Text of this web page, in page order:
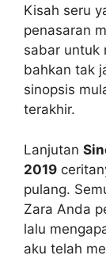
Kisah seru
penasaran
sabar untuk
bahkan tak
sinopsis
terakhir.
Lanjutan
2019
pulang.
Zara Anda
lalu
aku telah